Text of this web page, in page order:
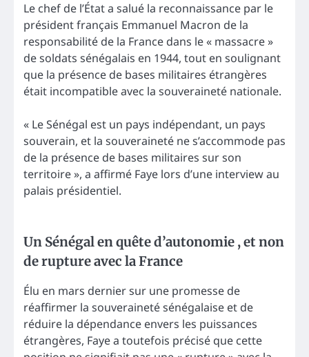
Le chef de l’État a salué la reconnaissance par le
président français Emmanuel Macron de la
responsabilité de la France dans le « massacre »
de soldats sénégalais en 1944, tout en soulignant
que la présence de bases militaires étrangères
était incompatible avec la souveraineté nationale.
« Le Sénégal est un pays indépendant, un pays
souverain, et la souveraineté ne s’accommode pas
de la présence de bases militaires sur son
territoire », a affirmé Faye lors d’une interview au
palais présidentiel.
Un Sénégal en quête d’autonomie , et non
de rupture avec la France
Élu en mars dernier sur une promesse de
réaffirmer la souveraineté sénégalaise et de
réduire la dépendance envers les puissances
étrangères, Faye a toutefois précisé que cette